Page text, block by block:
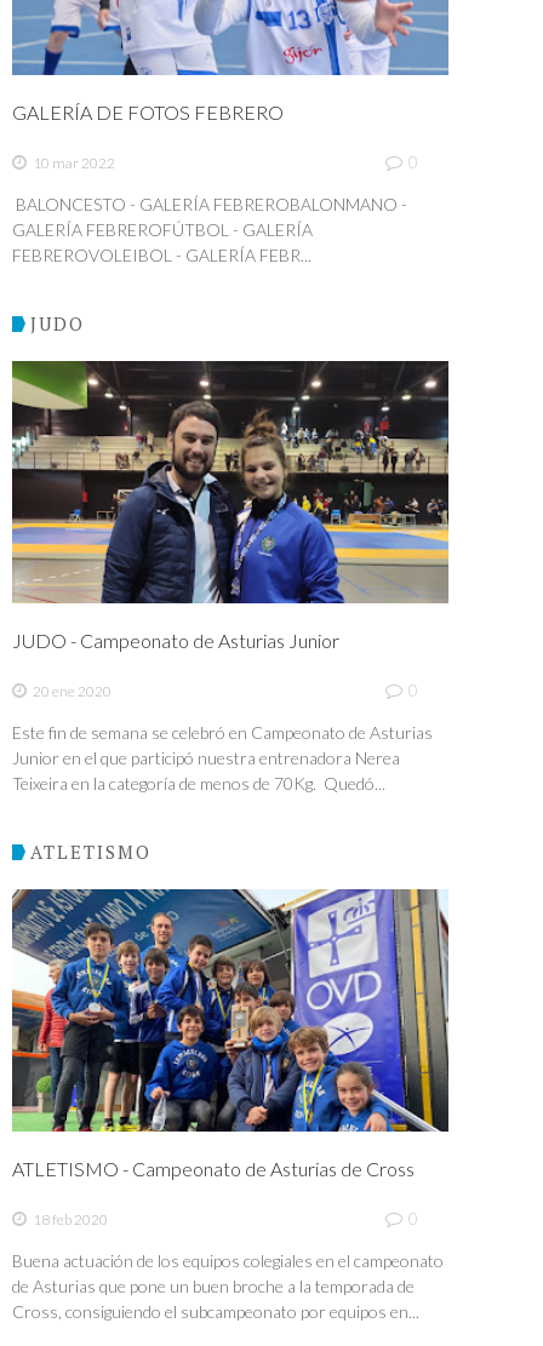
GALERÍA DE FOTOS FEBRERO
10 mar 2022 0
BALONCESTO - GALERÍA FEBREROBALONMANO -
GALERÍA FEBREROFÚTBOL - GALERÍA
FEBREROVOLEIBOL - GALERÍA FEBR...
JUDO
JUDO - Campeonato de Asturias Junior
20 ene 2020 0
Este fin de semana se celebró en Campeonato de Asturias
Junior en el que participó nuestra entrenadora Nerea
Teixeira en la categoría de menos de 70Kg. Quedó...
ATLETISMO
ATLETISMO - Campeonato de Asturias de Cross
18 feb 2020 0
Buena actuación de los equipos colegiales en el campeonato
de Asturias que pone un buen broche a la temporada de
Cross, consiguiendo el subcampeonato por equipos en...